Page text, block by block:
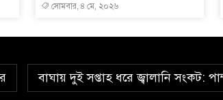
সোমবার, ৪ মে, ২০২৬
বাঘায় দুই সপ্তাহ ধরে জ্বালানি সংকট: